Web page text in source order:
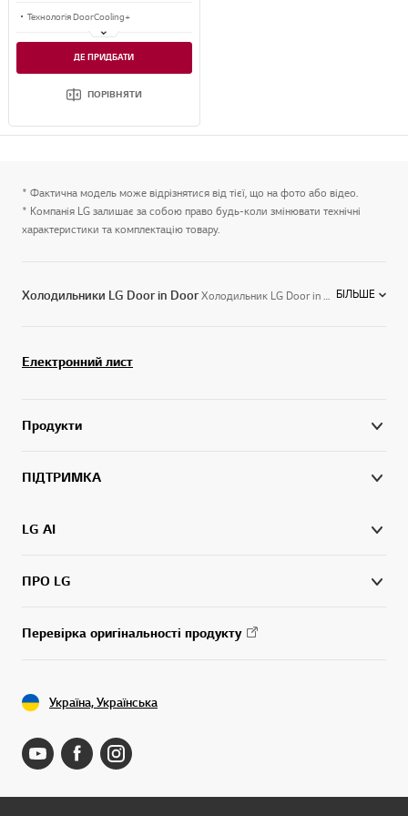
Технологія DoorCooling+
Інверторний Компресор
Об'єм 647 літрів
ДЕ ПРИДБАТИ
ПОРІВНЯТИ
* Фактична модель може відрізнятися від тієї, що на фото або відео.
* Компанія LG залишає за собою право будь-коли змінювати технічні
характеристики та комплектацію товару.
Холодильники LG Door in DoorХолодильник LG Door in Door - це нова, сучасна техніка для зберігання продуктів з реалізованими інноваційними технологіями. Для розміщення часто використовуваних продуктів, таких як: соуси, молочні та газовані напої, соки, передбачені додаткові відділення подвійних дверей. Завдяки цьому: БІЛЬШЕ
Електронний лист
Продукти
ПІДТРИМКА
LG AI
ПРО LG
Перевірка оригінальності продукту
Україна, Українська